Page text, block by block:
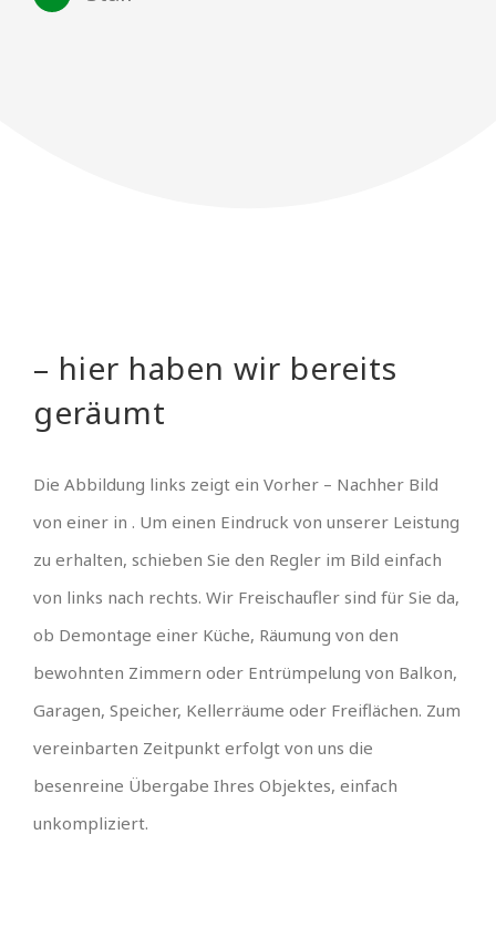
– hier haben wir bereits
geräumt
Die Abbildung links zeigt ein Vorher – Nachher Bild
von einer in . Um einen Eindruck von unserer Leistung
zu erhalten, schieben Sie den Regler im Bild einfach
von links nach rechts. Wir Freischaufler sind für Sie da,
ob Demontage einer Küche, Räumung von den
bewohnten Zimmern oder Entrümpelung von Balkon,
Garagen, Speicher, Kellerräume oder Freiflächen. Zum
vereinbarten Zeitpunkt erfolgt von uns die
besenreine Übergabe Ihres Objektes, einfach
unkompliziert.